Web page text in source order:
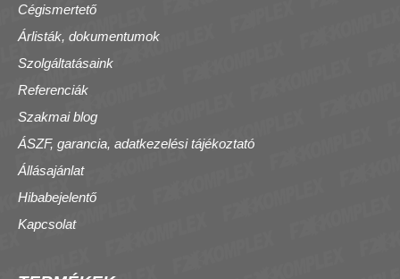
Cégismertető
Árlisták, dokumentumok
Szolgáltatásaink
Referenciák
Szakmai blog
ÁSZF, garancia, adatkezelési tájékoztató
Állásajánlat
Hibabejelentő
Kapcsolat